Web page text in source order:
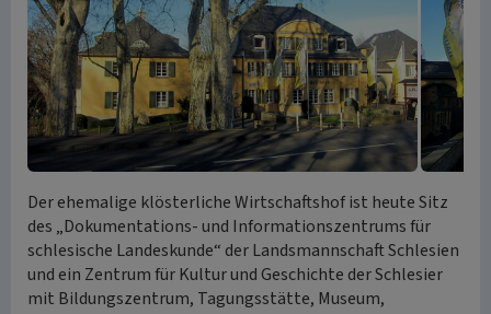
Der ehemalige klösterliche Wirtschaftshof ist heute Sitz
des „Dokumentations- und Informationszentrums für
schlesische Landeskunde“ der Landsmannschaft Schlesien
und ein Zentrum für Kultur und Geschichte der Schlesier
mit Bildungszentrum, Tagungsstätte, Museum,